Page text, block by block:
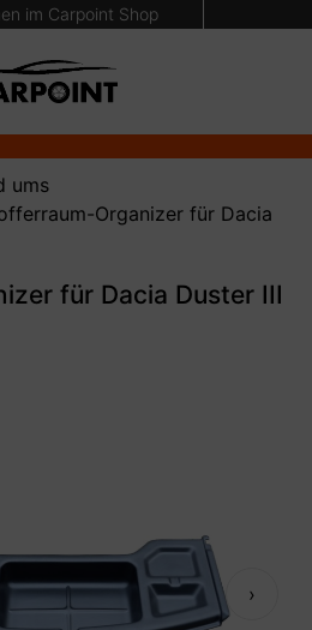
im Carpoint Shop
ums
Organizer für Dacia
für Dacia Duster III
›